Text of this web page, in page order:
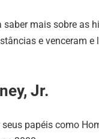
saber mais sobre as
e venceram
Jr.
papéis como